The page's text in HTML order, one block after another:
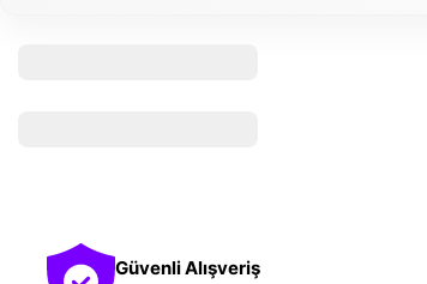
Güvenli Alışveriş